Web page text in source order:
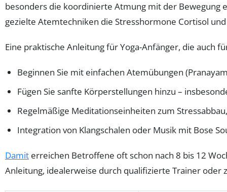
besonders die koordinierte Atmung mit der Bewegung
gezielte Atemtechniken die Stresshormone Cortisol
Eine praktische Anleitung für Yoga-Anfänger, die auch
Beginnen Sie mit einfachen Atemübungen
Fügen Sie sanfte Körperstellungen hinzu –
Regelmäßige Meditationseinheiten zum
Integration von Klangschalen oder Musik mit Bose
Damit erreichen Betroffene oft schon nach 8 bis 12
Anleitung, idealerweise durch qualifizierte Trainer oder